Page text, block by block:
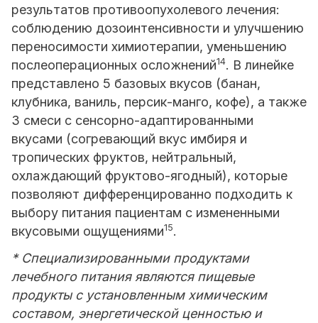
результатов противоопухолевого лечения:
соблюдению дозоинтенсивности и улучшению
переносимости химиотерапии, уменьшению
послеоперационных осложнений14. В линейке
представлено 5 базовых вкусов (банан,
клубника, ваниль, персик-манго, кофе), а также
3 смеси с сенсорно-адаптированными
вкусами (согревающий вкус имбиря и
тропических фруктов, нейтральный,
охлаждающий фруктово-ягодный), которые
позволяют дифференцированно подходить к
выбору питания пациентам с измененными
вкусовыми ощущениями15.
* Специализированными продуктами
лечебного питания являются пищевые
продукты с установленным химическим
составом, энергетической ценностью и